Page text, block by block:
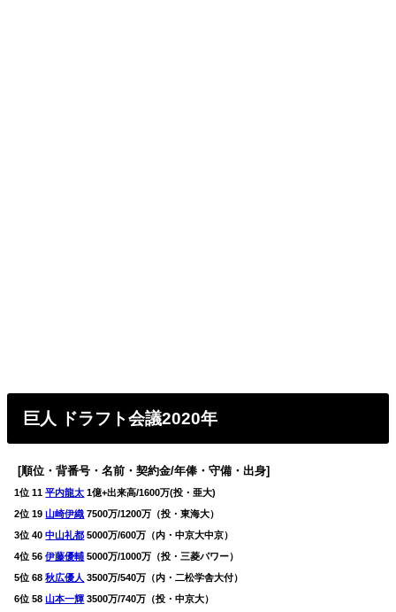
巨人 ドラフト会議2020年
[順位・背番号・名前・契約金/年俸・守備・出身]
1位 11平内龍太 1億+出来高/1600万(投・亜大)
2位 19山崎伊織 7500万/1200万（投・東海大）
3位 40中山礼都 5000万/600万（内・中京大中京）
4位 56伊藤優輔 5000万/1000万（投・三菱パワー）
5位 68秋広優人 3500万/540万（内・二松学舎大付）
6位 58山本一輝 3500万/740万（投・中京大）